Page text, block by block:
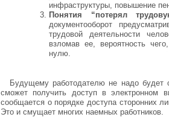
инфраструктуры, повышение
Понятия “потерял
документооборот
трудовой деятельности
взломав ее, вероятность
нулю.
Будущему работодателю не надо будет
сможет получить доступ в
сообщается о порядке доступа сторонних
Это и смущает многих наемных работников.